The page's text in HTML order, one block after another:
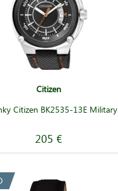
Citizen
Citizen BK2535-13E Military
205 €